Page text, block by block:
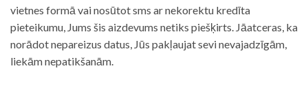
vietnes formā vai nosūtot sms ar nekorektu kredīta
pieteikumu, Jums šis aizdevums netiks piešķirts. Jāatceras, ka
norādot nepareizus datus, Jūs pakļaujat sevi nevajadzīgām,
liekām nepatikšanām.